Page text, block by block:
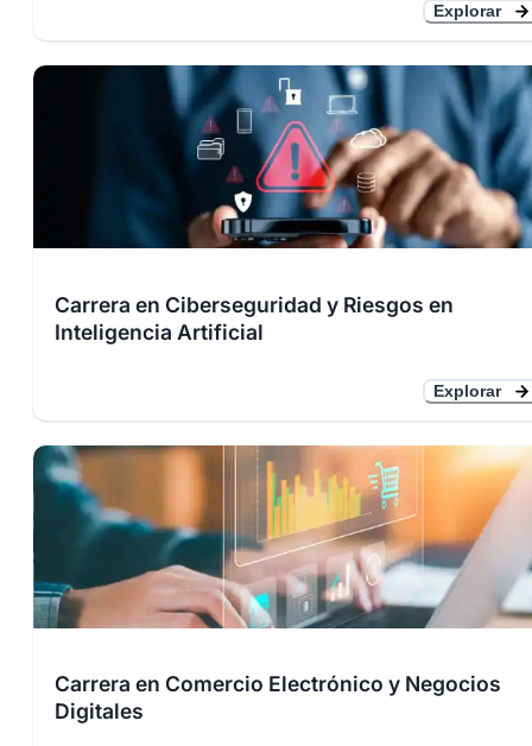
Explorar
Carrera en Ciberseguridad y Riesgos en
Inteligencia Artificial
Explorar
Carrera en Comercio Electrónico y Negocios
Digitales